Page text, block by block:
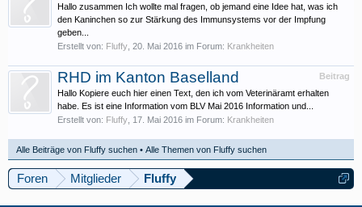
Hallo zusammen Ich wollte mal fragen, ob jemand eine Idee hat, was ich
den Kaninchen so zur Stärkung des Immunsystems vor der Impfung
geben...
Erstellt von: Fluffy 20. Mai 2016 im Forum: Krankheiten
Beitrag
RHD im Kanton Baselland
Hallo Kopiere euch hier einen Text, den ich vom Veterinäramt erhalten
habe. Es ist eine Information vom BLV Mai 2016 Information und...
Erstellt von: Fluffy 17. Mai 2016 im Forum: Krankheiten
Alle Beiträge von Fluffy suchen Alle Themen von Fluffy suchen
Foren Mitglieder Fluffy